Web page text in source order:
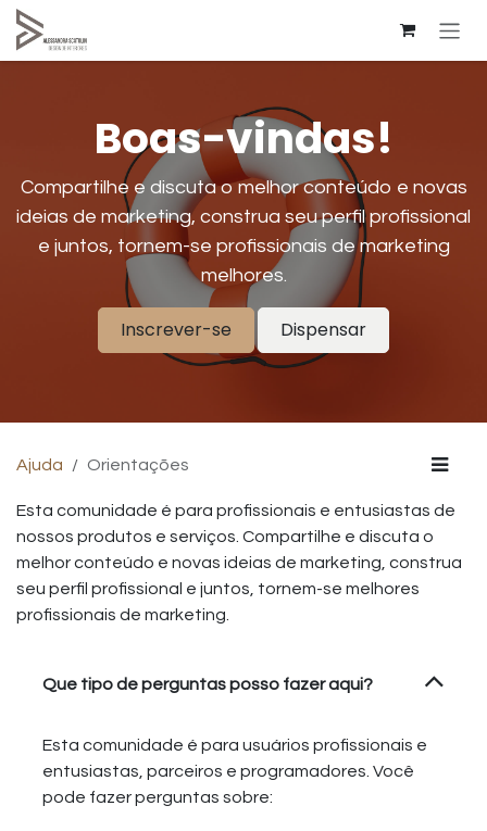
Pular para o conteúdo
Boas-vindas!
Compartilhe e discuta o melhor conteúdo e novas
ideias de marketing, construa seu perfil profissional
e juntos, tornem-se profissionais de marketing
melhores.
Inscrever-se Dispensar
Ajuda Orientações
Esta comunidade é para profissionais e entusiastas de
nossos produtos e serviços. Compartilhe e discuta o
melhor conteúdo e novas ideias de marketing, construa
seu perfil profissional e juntos, tornem-se melhores
profissionais de marketing.
Que tipo de perguntas posso fazer aqui?
Esta comunidade é para usuários profissionais e
entusiastas, parceiros e programadores. Você
pode fazer perguntas sobre: